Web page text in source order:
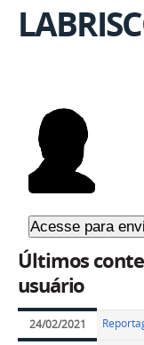
Últimos
usuário
24/02/2021